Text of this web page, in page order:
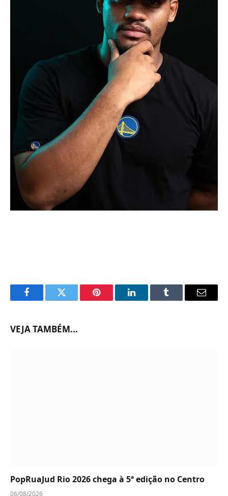
FacebookTwitter Pinterest LinkedInTumblr Email
VEJA TAMBÉM...
PopRuaJud Rio 2026 chega à 5ª edição no Centro
06/08/2026